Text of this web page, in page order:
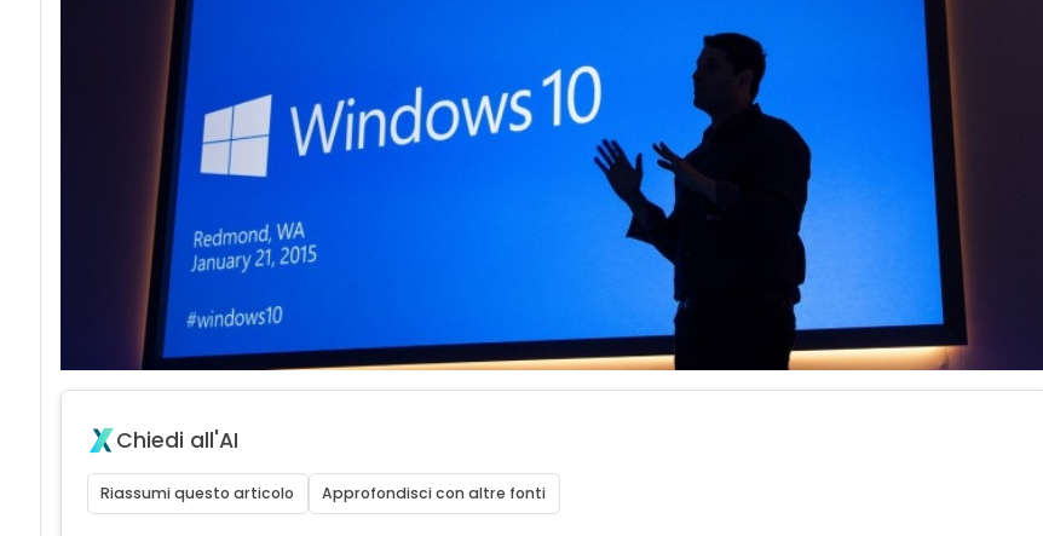
Chiedi all'AI
Riassumi questo articolo Approfondisci con altre fonti